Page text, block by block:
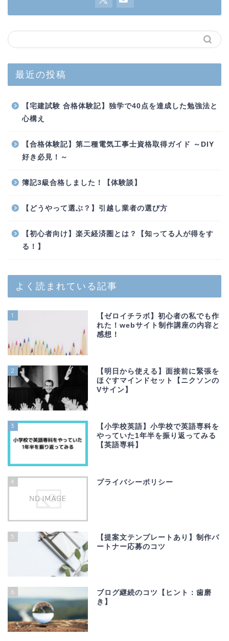
最近の投稿
【宅建試験 合格体験記】独学で40点を達成した勉強法と
心構え
【合格体験記】第二種電気工事士資格取得ガイド ～DIY
好き必見！～
簿記3級合格しました！【体験談】
【どうやって選ぶ？】引越し業者の選び方
【初心者向け】楽天経済圏とは？【知ってる人が得をす
る！】
よく読まれている記事
1
【ゼロイチラボ】初心者の私でも作
れた！webサイト制作講座の内容と
感想！
2
【明日から使える】面接前に緊張を
ほぐすマインドセット【ニクソンの
Vサイン】
3
【小学校英語】小学校で英語専科を
やっていた1年半を振り返ってみる
【英語専科】
4 プライバシーポリシー
5
【提案文テンプレートあり】制作パ
ートナー応募のコツ
6
ブログ継続のコツ【ヒント：歯磨
き】